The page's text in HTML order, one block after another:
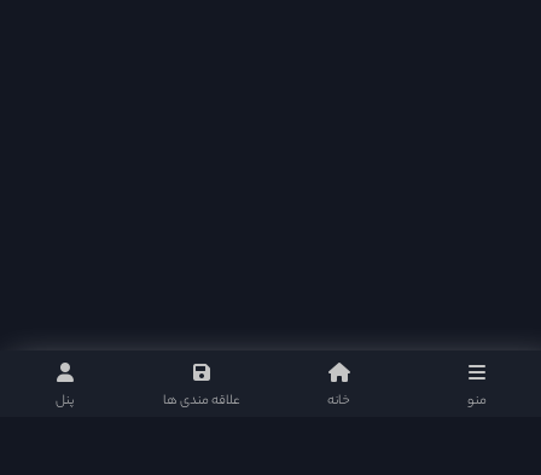
منو خانه علاقه مندی ها پنل